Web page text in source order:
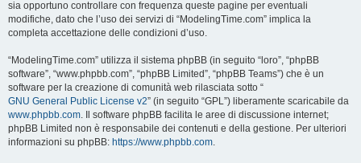
sia opportuno controllare con frequenza queste pagine per eventuali
modifiche, dato che l’uso dei servizi di “ModelingTime.com” implica la
completa accettazione delle condizioni d’uso.
“ModelingTime.com” utilizza il sistema phpBB (in seguito “loro”, “phpBB
software”, “www.phpbb.com”, “phpBB Limited”, “phpBB Teams”) che è un
software per la creazione di comunità web rilasciata sotto “
GNU General Public License v2” (in seguito “GPL”) liberamente scaricabile da
www.phpbb.com. Il software phpBB facilita le aree di discussione internet;
phpBB Limited non è responsabile dei contenuti e della gestione. Per ulteriori
informazioni su phpBB: https://www.phpbb.com.